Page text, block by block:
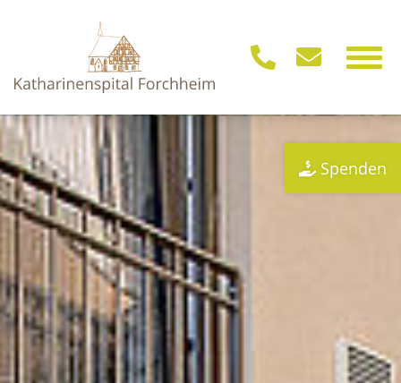
Menu
Spenden